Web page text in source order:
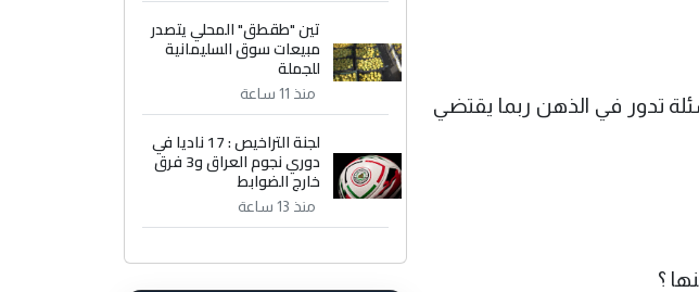
تدور في الذهن ربما يقتضي
؟
تين "طقطق" المحلي يتصدر
مبيعات سوق السليمانية
للجملة
منذ 11 ساعة
لجنة التراخيص : 17 ناديا في
دوري نجوم العراق و3 فرق
خارج الضوابط
منذ 13 ساعة